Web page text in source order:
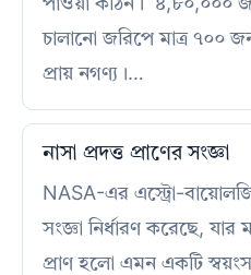
পাওয়া কঠিন। ৪,৮০,০০০
চালানো জরিপে মাত্র ৭০০
প্রায় নগণ্য।…
নাসা প্রদত্ত প্রাণের সংজ্ঞা
NASA-এর এস্ট্রো-বায়োলজি
সংজ্ঞা নির্ধারণ করেছে,
প্রাণ হলো এমন একটি